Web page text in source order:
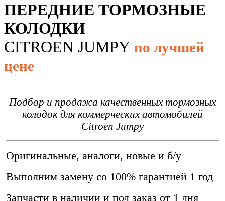
ПЕРЕДНИЕ ТОРМОЗНЫЕ
КОЛОДКИ
CITROEN JUMPY по лучшей
цене
Подбор и продажа качественных тормозных
колодок для коммерческих автомобилей
Citroen Jumpy
Оригинальные, аналоги, новые и б/у
Выполним замену со 100% гарантией 1 год
Запчасти в наличии и под заказ от 1 дня